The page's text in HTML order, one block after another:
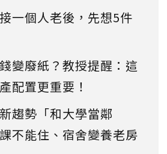
一個人老後，先想5件
變廢紙？教授提醒：這
配置更重要！
趨勢「和大學當鄰
不能住、宿舍變養老房